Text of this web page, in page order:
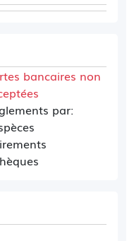
bancaires non
par: